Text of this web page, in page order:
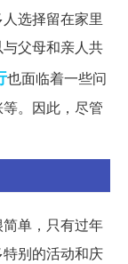
选择留在家里
父母和亲人共
也面临着一些问
。因此，尽管
单，只有过年
别的活动和庆